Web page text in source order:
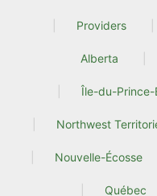
Providers
Alberta
Île-du-Prince-
Northwest
Nouvelle-Écosse
Québec